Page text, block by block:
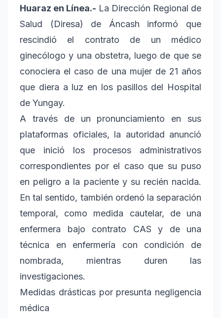
Huaraz en Línea.- La Dirección Regional de
Salud (Diresa) de Áncash informó que
rescindió el contrato de un médico
ginecólogo y una obstetra, luego de que se
conociera el caso de una mujer de 21 años
que diera a luz en los pasillos del Hospital
de Yungay.
A través de un pronunciamiento en sus
plataformas oficiales, la autoridad anunció
que inició los procesos administrativos
correspondientes por el caso que su puso
en peligro a la paciente y su recién nacida.
En tal sentido, también ordenó la separación
temporal, como medida cautelar, de una
enfermera bajo contrato CAS y de una
técnica en enfermería con condición de
nombrada, mientras duren las
investigaciones.
Medidas drásticas por presunta negligencia
médica